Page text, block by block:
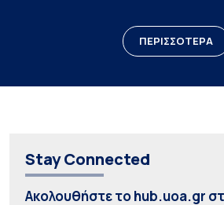
ΠΕΡΙΣΣΟΤΕΡΑ
Stay Connected
Ακολουθήστε το hub.uoa.gr